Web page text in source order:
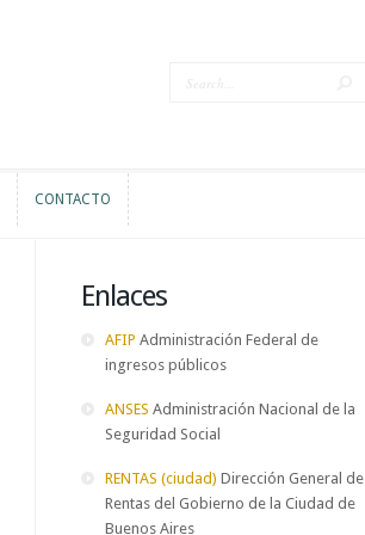
CONTACTO
Enlaces
AFIP Administración Federal de
ingresos públicos
ANSES Administración Nacional de la
Seguridad Social
RENTAS (ciudad) Dirección General de
Rentas del Gobierno de la Ciudad de
Buenos Aires